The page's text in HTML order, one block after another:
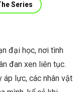
Series
đại học, nơi tình
đan xen liên tục.
lực, các nhân vật